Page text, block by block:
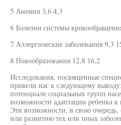
5 Анемия 3,6 4,3
6 Болезни системы
7 Аллергические заболевания 9,3
8 Новообразования 12,8 16,2
Исследования, посвященные
привели нас к следующему
потенциале социальных групп
возможности адаптации ребенка
Эти возможности, в свою
или развитию тех или иных